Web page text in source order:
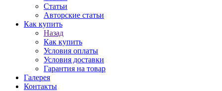
Статьи
Авторские статьи
Как купить
Назад
Как купить
Условия оплаты
Условия доставки
Гарантия на товар
Галерея
Контакты